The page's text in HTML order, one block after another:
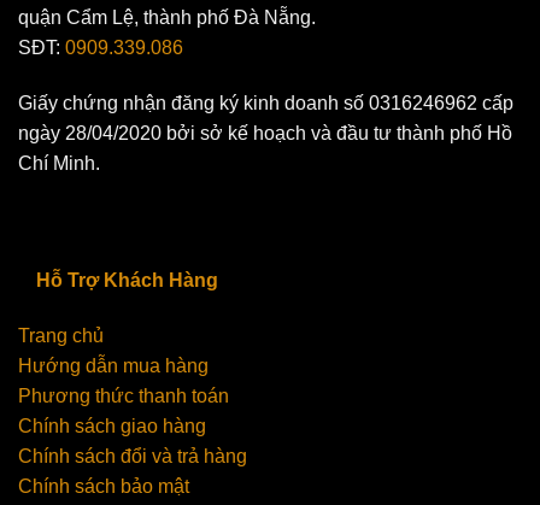
quận Cẩm Lệ, thành phố Đà Nẵng.
SĐT: 0909.339.086
Giấy chứng nhận đăng ký kinh doanh số 0316246962 cấp
ngày 28/04/2020 bởi sở kế hoạch và đầu tư thành phố Hồ
Chí Minh.
Hỗ Trợ Khách Hàng
Trang chủ
Hướng dẫn mua hàng
Phương thức thanh toán
Chính sách giao hàng
Chính sách đổi và trả hàng
Chính sách bảo mật